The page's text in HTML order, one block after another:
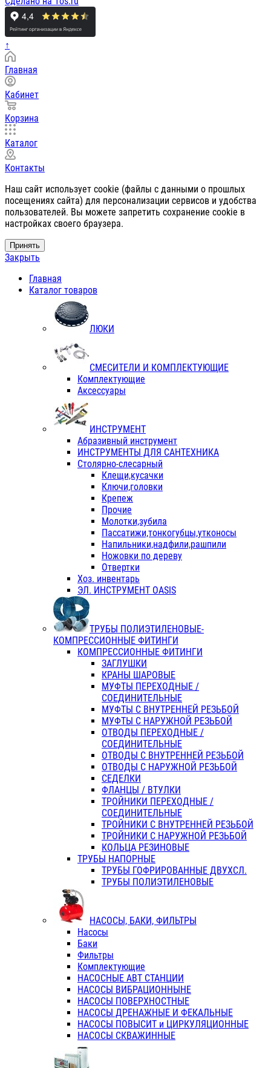
↑
Главная
Кабинет
Корзина
Каталог
Контакты
Наш сайт использует cookie (файлы с данными о прошлых
посещениях сайта) для персонализации сервисов и удобства
пользователей. Вы можете запретить сохранение cookie в
настройках своего браузера.
Принять
Закрыть
Главная
Каталог товаров
ЛЮКИ
СМЕСИТЕЛИ И КОМПЛЕКТУЮЩИЕ
Комплектующие
Аксессуары
ИНСТРУМЕНТ
Абразивный инструмент
ИНСТРУМЕНТЫ ДЛЯ САНТЕХНИКА
Столярно-слесарный
Клещи,кусачки
Ключи,головки
Крепеж
Прочие
Молотки,зубила
Пассатижи,тонкогубцы,утконосы
Напильники,надфили,рашпили
Ножовки по дереву
Отвертки
Хоз. инвентарь
ЭЛ. ИНСТРУМЕНТ OASIS
ТРУБЫ ПОЛИЭТИЛЕНОВЫЕ-
КОМПРЕССИОННЫЕ ФИТИНГИ
КОМПРЕССИОННЫЕ ФИТИНГИ
ЗАГЛУШКИ
КРАНЫ ШАРОВЫЕ
МУФТЫ ПЕРЕХОДНЫЕ /
СОЕДИНИТЕЛЬНЫЕ
МУФТЫ С ВНУТРЕННЕЙ РЕЗЬБОЙ
МУФТЫ С НАРУЖНОЙ РЕЗЬБОЙ
ОТВОДЫ ПЕРЕХОДНЫЕ /
СОЕДИНИТЕЛЬНЫЕ
ОТВОДЫ С ВНУТРЕННЕЙ РЕЗЬБОЙ
ОТВОДЫ С НАРУЖНОЙ РЕЗЬБОЙ
СЕДЕЛКИ
ФЛАНЦЫ / ВТУЛКИ
ТРОЙНИКИ ПЕРЕХОДНЫЕ /
СОЕДИНИТЕЛЬНЫЕ
ТРОЙНИКИ С ВНУТРЕННЕЙ РЕЗЬБОЙ
ТРОЙНИКИ С НАРУЖНОЙ РЕЗЬБОЙ
КОЛЬЦА РЕЗИНОВЫЕ
ТРУБЫ НАПОРНЫЕ
ТРУБЫ ГОФРИРОВАННЫЕ ДВУХСЛ.
ТРУБЫ ПОЛИЭТИЛЕНОВЫЕ
НАСОСЫ, БАКИ, ФИЛЬТРЫ
Насосы
Баки
Фильтры
Комплектующие
НАСОСНЫЕ АВТ СТАНЦИИ
НАСОСЫ ВИБРАЦИОННЫНЕ
НАСОСЫ ПОВЕРХНОСТНЫЕ
НАСОСЫ ДРЕНАЖНЫЕ И ФЕКАЛЬНЫЕ
НАСОСЫ ПОВЫСИТ и ЦИРКУЛЯЦИОННЫЕ
НАСОСЫ СКВАЖИННЫЕ